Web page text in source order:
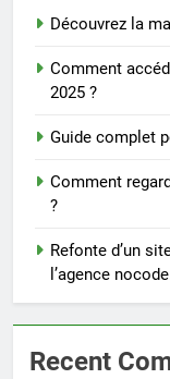
Découvrez la
Comment
2025 ?
Guide complet
Comment
?
Refonte d’un
l’agence
Recent